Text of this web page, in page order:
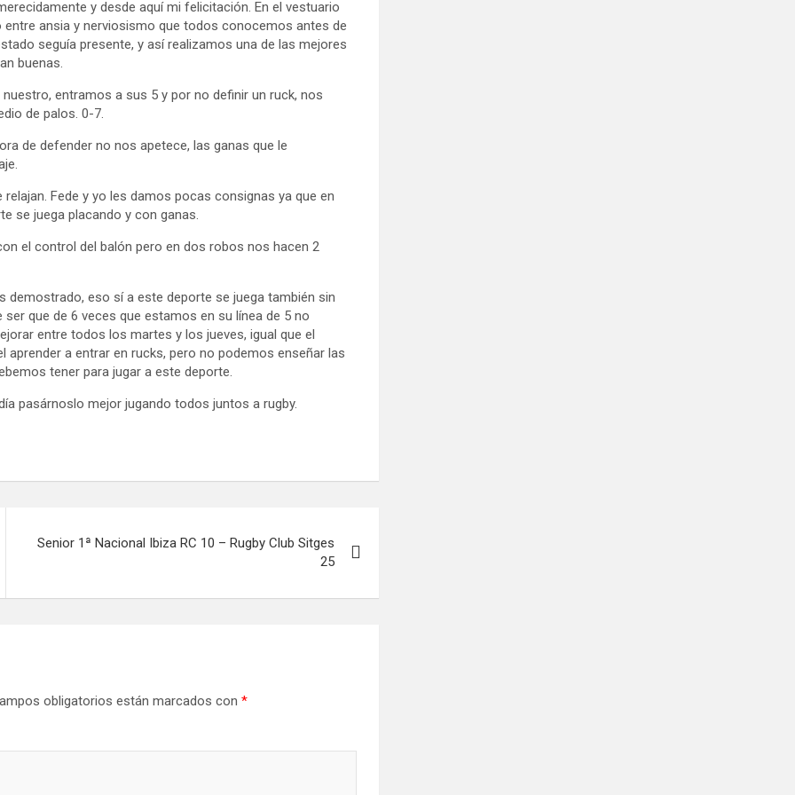
y desde aquí mi felicitación. En el vestuario
ansia y nerviosismo que todos conocemos antes de
seguía presente, y así realizamos una de las mejores
buenas.
entramos a sus 5 y por no definir un ruck, nos
de palos. 0-7.
de defender no nos apetece, las ganas que le
Fede y yo les damos pocas consignas ya que en
se juega placando y con ganas.
el control del balón pero en dos robos nos hacen 2
demostrado, eso sí a este deporte se juega también sin
que de 6 veces que estamos en su línea de 5 no
entre todos los martes y los jueves, igual que el
aprender a entrar en rucks, pero no podemos enseñar las
tener para jugar a este deporte.
pasárnoslo mejor jugando todos juntos a rugby.
Senior 1ª Nacional Ibiza RC 10 – Rugby Club Sitges
25
obligatorios están marcados con *